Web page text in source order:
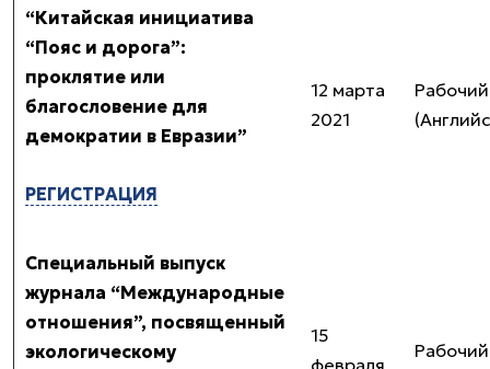
“Китайская инициатива
“Пояс и дорога”:
проклятие или
благословение для
демократии в Евразии”
РЕГИСТРАЦИЯ
12 марта
2021
Специальный выпуск
журнала “Международные
отношения”, посвященный
экологическому
15
февраля